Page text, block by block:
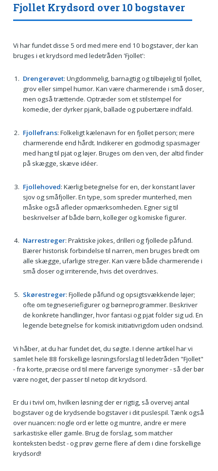
Fjollet Krydsord over 10 bogstaver
Vi har fundet disse 5 ord med mere end 10 bogstaver, der kan
bruges i et krydsord med ledetråden 'Fjollet':
Drengerøvet: Ungdommelig, barnagtig og tilbøjelig til fjollet,
grov eller simpel humor. Kan være charmerende i små doser,
men også trættende. Optræder som et stilstempel for
komedie, der dyrker pjank, ballade og pubertære indfald.
Fjollefrans: Folkeligt kælenavn for en fjollet person; mere
charmerende end hårdt. Indikerer en godmodig spasmager
med hang til pjat og løjer. Bruges om den ven, der altid finder
på skægge, skæve idéer.
Fjollehoved: Kærlig betegnelse for en, der konstant laver
sjov og småfjoller. En type, som spreder munterhed, men
måske også afleder opmærksomheden. Egner sig til
beskrivelser af både børn, kolleger og komiske figurer.
Narrestreger: Praktiske jokes, drilleri og fjollede påfund.
Bærer historisk forbindelse til narren, men bruges bredt om
alle skægge, ufarlige streger. Kan være både charmerende i
små doser og irriterende, hvis det overdrives.
Skørestreger: Fjollede påfund og opsigtsvækkende løjer;
ofte om tegneseriefigurer og børneprogrammer. Beskriver
de konkrete handlinger, hvor fantasi og pjat folder sig ud. En
legende betegnelse for komisk initiativrigdom uden ondsind.
Vi håber, at du har fundet det, du søgte. I denne artikel har vi
samlet hele 88 forskellige løsningsforslag til ledetråden "Fjollet"
- fra korte, præcise ord til mere farverige synonymer - så der bør
være noget, der passer til netop dit krydsord.
Er du i tvivl om, hvilken løsning der er rigtig, så overvej antal
bogstaver og de krydsende bogstaver i dit puslespil. Tænk også
over nuancen: nogle ord er lette og muntre, andre er mere
sarkastiske eller gamle. Brug de forslag, som matcher
konteksten bedst - og prøv gerne flere af dem i dine forskellige
krydsord!